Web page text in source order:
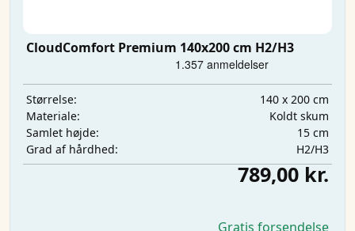
CloudComfort Premium 140x200 cm H2/H3
Størrelse:
140 x 200 cm
Materiale:
Koldt skum
Samlet højde:
15 cm
Grad af hårdhed:
H2/H3
789,00 kr.
Gratis forsendelse